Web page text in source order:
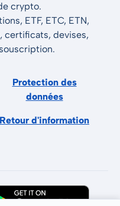
crypto.
ETF, ETC, ETN,
certificats, devises,
Protection des
données
Retour d'information